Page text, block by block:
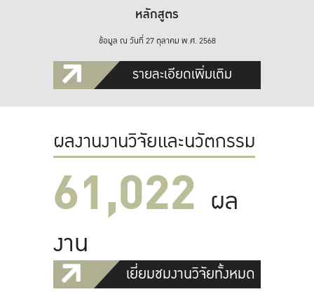
หลักสูตร
ข้อมูล ณ วันที่ 27 ตุลาคม พ.ศ. 2568
รายละเอียดเพิ่มเติม
ผลงานงานวิจัยและนวัตกรรม
61,022 ผล
งาน
เยี่ยมชมงานวิจัยทั้งหมด